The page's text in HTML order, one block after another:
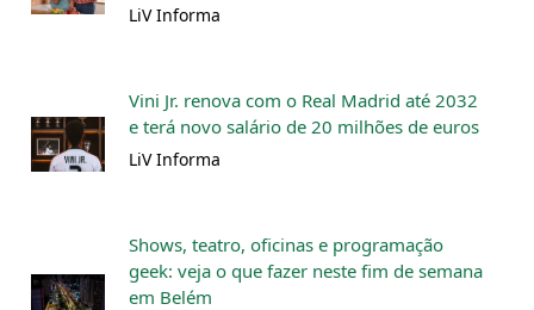
LiV Informa
Vini Jr. renova com o Real Madrid até 2032
e terá novo salário de 20 milhões de euros
LiV Informa
Shows, teatro, oficinas e programação
geek: veja o que fazer neste fim de semana
em Belém